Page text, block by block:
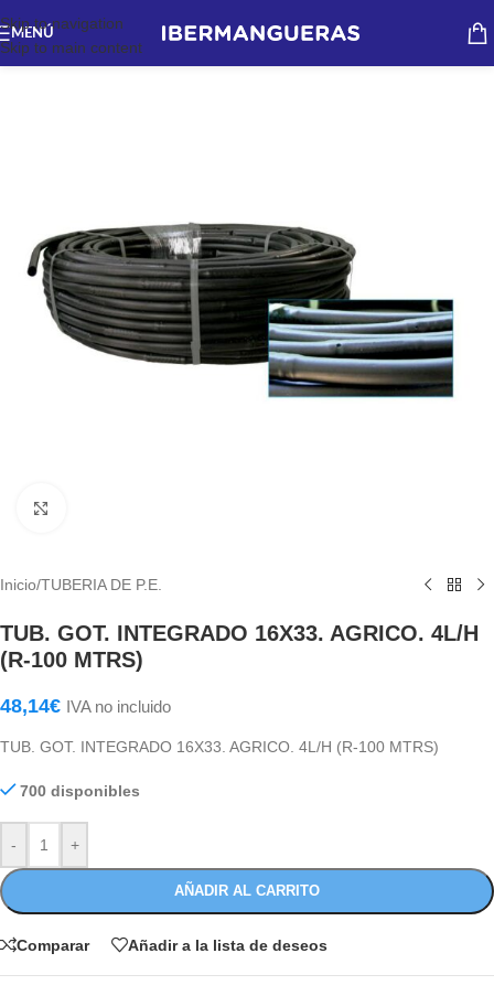
Skip to navigation
Skip to main content
MENÚ
Inicio/TUBERIA DE P.E.
TUB. GOT. INTEGRADO 16X33. AGRICO. 4L/H
(R-100 MTRS)
48,14€ IVA no incluido
TUB. GOT. INTEGRADO 16X33. AGRICO. 4L/H (R-100 MTRS)
700 disponibles
- +
AÑADIR AL CARRITO
Comparar Añadir a la lista de deseos